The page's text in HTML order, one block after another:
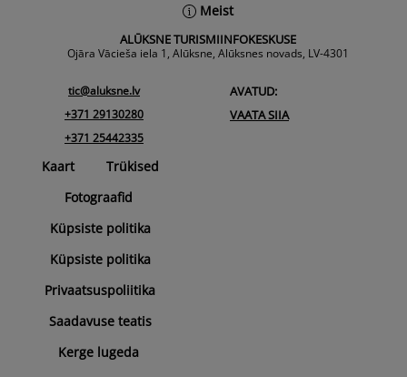
Meist
ALŪKSNE TURISMIINFOKESKUSE
Ojāra Vācieša iela 1, Alūksne, Alūksnes novads, LV-4301
tic@aluksne.lv
+371 29130280
+371 25442335
AVATUD:
VAATA SIIA
Kaart
Trükised
Fotograafid
Küpsiste politika
Küpsiste politika
Privaatsuspoliitika
Saadavuse teatis
Kerge lugeda